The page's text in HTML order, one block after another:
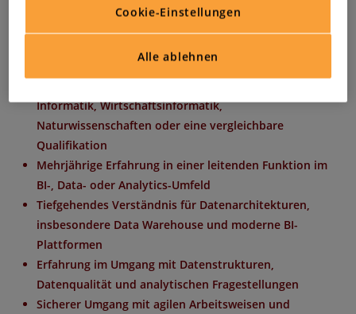
Profil
Informatik, Wirtschaftsinformatik,
Naturwissenschaften oder eine vergleichbare
Qualifikation
Mehrjährige Erfahrung in einer leitenden Funktion im
BI-, Data- oder Analytics-Umfeld
Tiefgehendes Verständnis für Datenarchitekturen,
insbesondere Data Warehouse und moderne BI-
Plattformen
Erfahrung im Umgang mit Datenstrukturen,
Datenqualität und analytischen Fragestellungen
Sicherer Umgang mit agilen Arbeitsweisen und
Cookie-Einstellungen
Alle ablehnen